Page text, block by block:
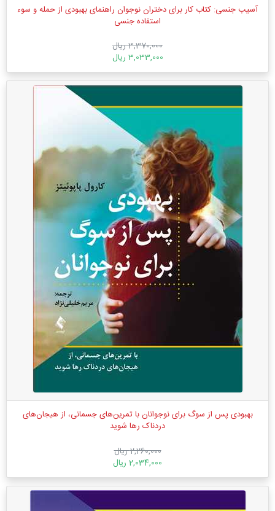
آسیب جنسی: کتاب کار برای دختران نوجوان راهنمای بهبودی از حمله و سوء
استفاده جنسی
3,370,000 ریال
3,033,000 ریال
بهبودی پس از سوگ برای نوجوانان با تمرین‌های جسمانی، از هیجان‌های
دردناک رها شوید
2,260,000 ریال
2,034,000 ریال